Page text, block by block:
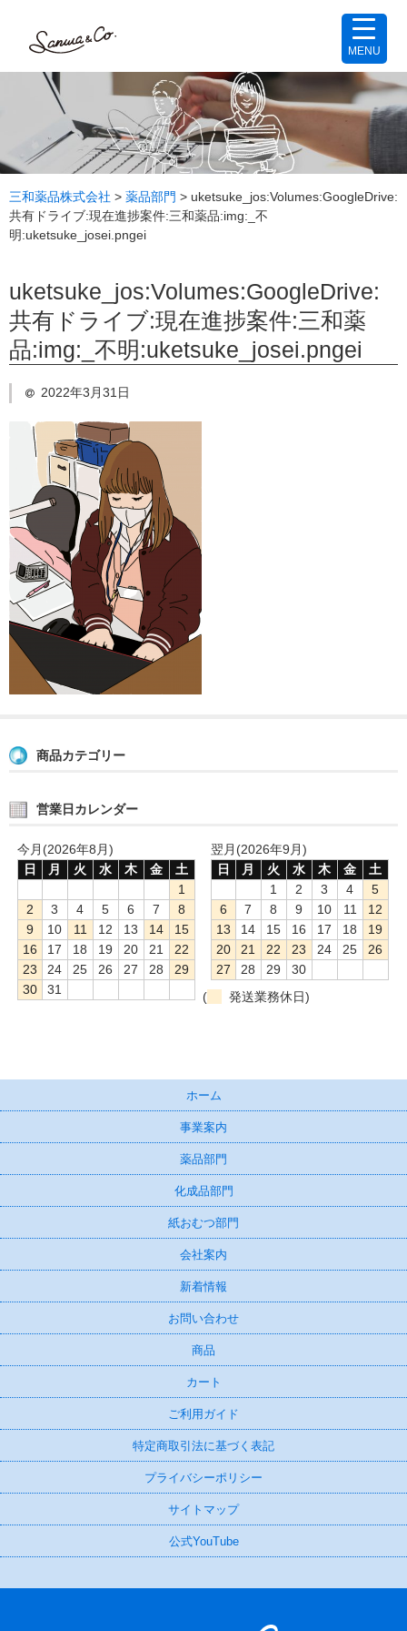
三和薬品株式会社 > 薬品部門 > uketsuke_jos:Volumes:GoogleDrive:
共有ドライブ:現在進捗案件:三和薬品:img:_不
明:uketsuke_josei.pngei
uketsuke_jos:Volumes:GoogleDrive:
共有ドライブ:現在進捗案件:三和薬
品:img:_不明:uketsuke_josei.pngei
2022年3月31日
商品カテゴリー
営業日カレンダー
今月(2026年8月)
日
月 火 水 木 金
土
1
2
3 4 5 6 7
8
9
10 11 12 13 14
15
16
17 18 19 20 21
22
23
24 25 26 27 28
29
30
31
翌月(2026年9月)
日
月 火 水 木 金
土
1
2 3 4
5
6
7 8 9 10 11
12
13
14 15 16 17 18
19
20
21 22 23 24 25
26
27
28 29
30
(
発送業務休日)
ホーム
事業案内
薬品部門
化成品部門
紙おむつ部門
会社案内
新着情報
お問い合わせ
商品
カート
ご利用ガイド
特定商取引法に基づく表記
プライバシーポリシー
サイトマップ
公式YouTube
MENU